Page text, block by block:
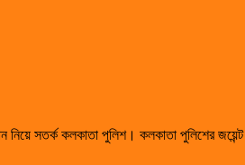
সতর্ক কলকাতা পুলিশ। কলকাতা পুলিশের